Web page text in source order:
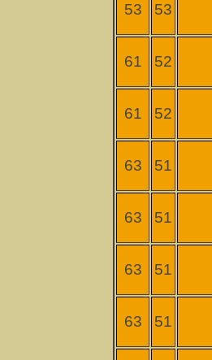
53 53
61 52
61 52
63 51
63 51
63 51
63 51